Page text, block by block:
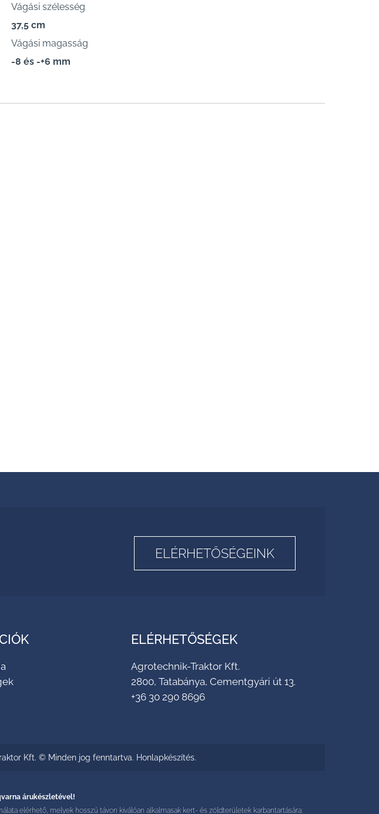
Vágási szélesség
37,5 cm
Vágási magasság
-8 és -+6 mm
ELÉRHETŐSÉGEINK
ELÉRHETŐSÉGEK
Agrotechnik-Traktor Kft.
2800, Tatabánya, Cementgyári út 13.
+36 30 290 8696
Kft. © Minden jog fenntartva. Honlapkészítés.
árukészletével!
elérhető, melyek hosszú távon kiválóan alkalmasak kert- és zöldterületek karbantartására: